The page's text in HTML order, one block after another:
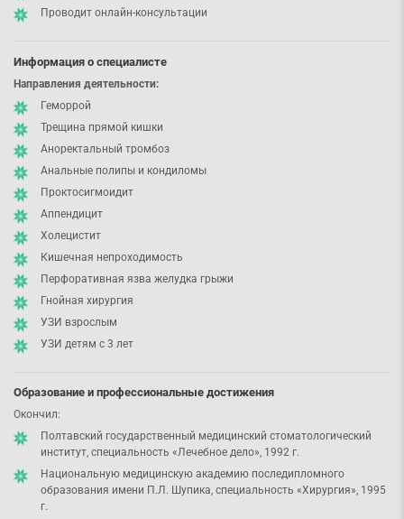
Проводит онлайн-консультации
Информация о специалисте
Направления деятельности:
Геморрой
Трещина прямой кишки
Аноректальный тромбоз
Анальные полипы и кондиломы
Проктосигмоидит
Аппендицит
Холецистит
Кишечная непроходимость
Перфоративная язва желудка грыжи
Гнойная хирургия
УЗИ взрослым
УЗИ детям с 3 лет
Образование и профессиональные достижения
Окончил:
Полтавский государственный медицинский стоматологический
институт, специальность «Лечебное дело», 1992 г.
Национальную медицинскую академию последипломного
образования имени П.Л. Шупика, специальность «Хирургия», 1995
г.